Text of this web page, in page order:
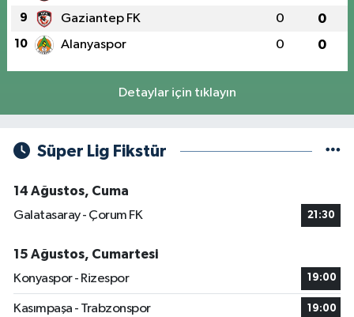
9 Gaziantep FK 0 0
10 Alanyaspor 0 0
Detaylar için tıklayın
Süper Lig Fikstür
14 Ağustos, Cuma
Galatasaray - Çorum FK
21:30
15 Ağustos, Cumartesi
Konyaspor - Rizespor
19:00
Kasımpaşa - Trabzonspor 19:00